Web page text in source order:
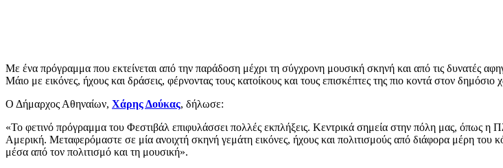
Με ένα πρόγραμμα που εκτείνεται από την παράδοση μέχρι τη σύγχρονη μουσική σκηνή και από τις δυνατές
Μάιο με εικόνες, ήχους και δράσεις, φέρνοντας τους κατοίκους και τους επισκέπτες της πιο κοντά στον δημόσιο
Ο Δήμαρχος Αθηναίων, Χάρης Δούκας, δήλωσε:
«Το φετινό πρόγραμμα του Φεστιβάλ επιφυλάσσει πολλές εκπλήξεις. Κεντρικά σημεία στην πόλη μας, όπως η
Αμερική. Μεταφερόμαστε σε μία ανοιχτή σκηνή γεμάτη εικόνες, ήχους και πολιτισμούς από διάφορα μέρη του
μέσα από τον πολιτισμό και τη μουσική».